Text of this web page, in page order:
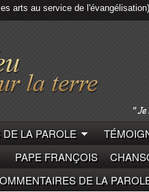
arts au service de l'évangélisation)
LA PAROLE
PAPE FRANÇOIS
DE LA
YANNIK BONNET